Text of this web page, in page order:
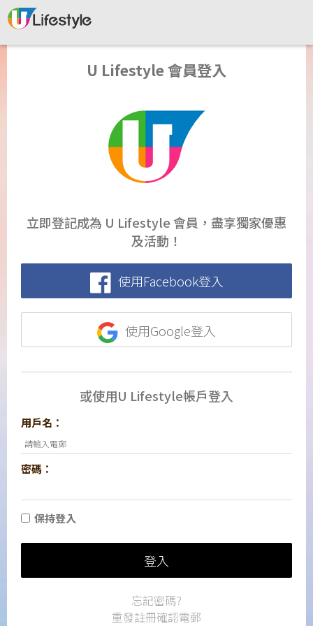
U Lifestyle 會員登入
立即登記成為 U Lifestyle 會員，盡享獨家優惠
及活動！
使用Facebook登入
使用Google登入
或使用U Lifestyle帳戶登入
用戶名：
密碼：
保持登入
登入
忘記密碼?
重發註冊確認電郵